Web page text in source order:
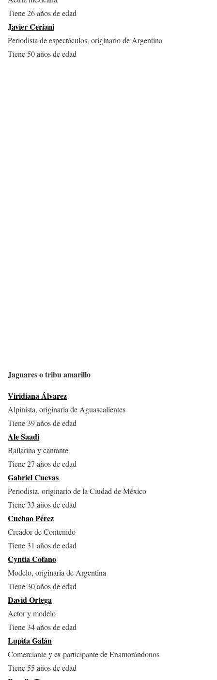
Tiene 26 años de edad
Javier Ceriani
Periodista de espectáculos, originario de Argentina
Tiene 50 años de edad
Jaguares o tribu amarillo
Viridiana Álvarez
Alpinista, originaria de Aguascalientes
Tiene 39 años de edad
Ale Saadi
Bailarina y cantante
Tiene 27 años de edad
Gabriel Cuevas
Periodista, originario de la Ciudad de México
Tiene 33 años de edad
Cuchao Pérez
Creador de Contenido
Tiene 31 años de edad
CyntiaCofano
Modelo, originaria de Argentina
Tiene 30 años de edad
David Ortega
Actor y modelo
Tiene 34 años de edad
Lupita Galán
Comerciante y ex participante de Enamorándonos
Tiene 55 años de edad